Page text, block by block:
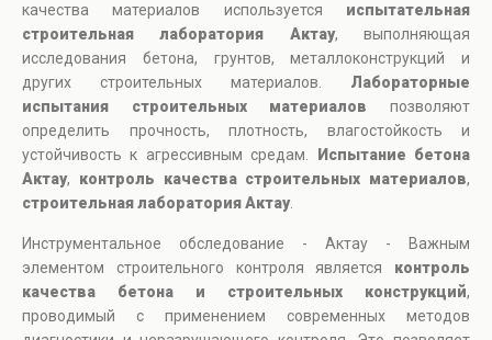
качества материалов используется испытательная
строительная лаборатория Актау, выполняющая
исследования бетона, грунтов, металлоконструкций и
других строительных материалов. Лабораторные
испытания строительных материалов позволяют
определить прочность, плотность, влагостойкость и
устойчивость к агрессивным средам.
Испытание бетона
Актау, контроль качества строительных материалов,
строительная лаборатория Актау.
Инструментальное обследование - Актау - Важным
элементом строительного контроля является контроль
качества бетона и строительных конструкций,
проводимый с применением современных методов